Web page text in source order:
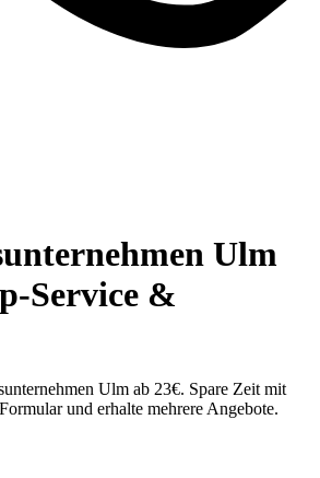
Ulm
Service &
Ulm ab 23€. Spare Zeit mit
und erhalte mehrere Angebote.